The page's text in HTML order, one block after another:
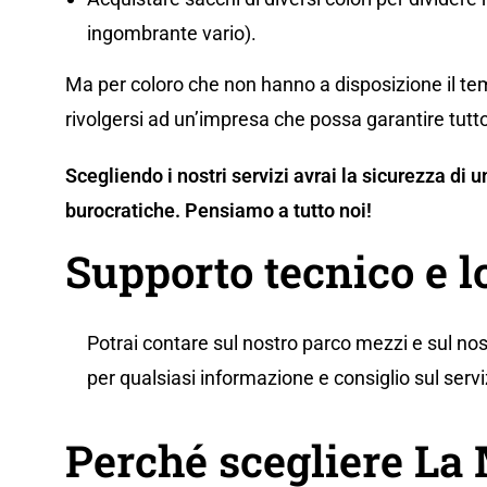
ingombrante vario).
Ma per coloro che non hanno a disposizione il
rivolgersi ad un’impresa che possa garantire
Scegliendo i nostri servizi avrai la sicurezza di
burocratiche. Pensiamo a tutto noi!
Supporto tecnico e
Potrai contare sul nostro parco mezzi e sul
per qualsiasi informazione e consiglio sul
Perché scegliere